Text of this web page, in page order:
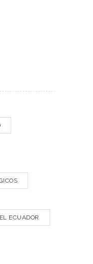
ECUADOR